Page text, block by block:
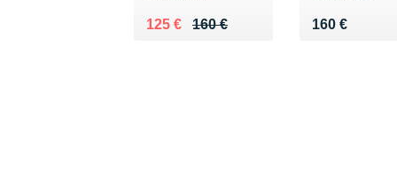
160 €
Au lieu de 160 €
125 €
Vendu 125 € 160 €
Vendu 160 €